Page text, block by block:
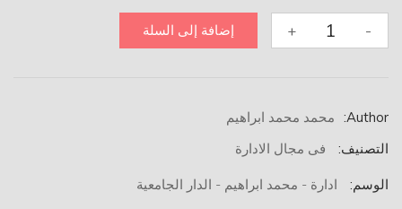
+
الإدارة
المؤسسات
- إضافة إلى السلة
Author:
محمد محمد ابراهيم
التصنيف:
فى مجال الادارة
الوسم: ادارة - محمد ابراهيم - الدار الجامعية